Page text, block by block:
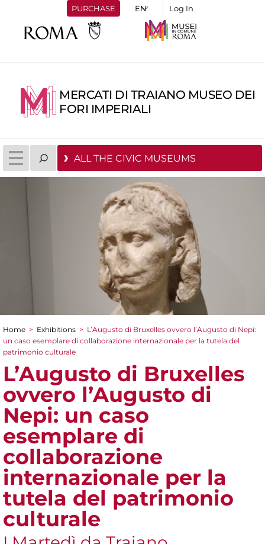
PURCHASE Log In
MERCATI DI TRAIANO MUSEO DEI
FORI IMPERIALI
ALL THE CIVIC MUSEUMS
You are here
Home > Exhibitions > L’Augusto di Bruxelles ovvero l’Augusto di Nepi:
un caso esemplare di collaborazione internazionale per la tutela del
patrimonio culturale
L’Augusto di Bruxelles
ovvero l’Augusto di
Nepi: un caso
esemplare di
collaborazione
internazionale per la
tutela del patrimonio
culturale